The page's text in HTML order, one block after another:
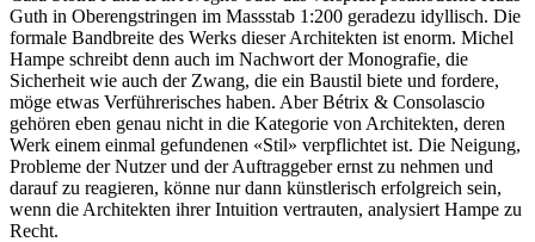
Guth in Oberengstringen im Massstab 1:200 geradezu idyllisch. Die
formale Bandbreite des Werks dieser Architekten ist enorm. Michel
Hampe schreibt denn auch im Nachwort der Monografie, die
Sicherheit wie auch der Zwang, die ein Baustil biete und fordere,
möge etwas Verführerisches haben. Aber Bétrix & Consolascio
gehören eben genau nicht in die Kategorie von Architekten, deren
Werk einem einmal gefundenen «Stil» verpflichtet ist. Die Neigung,
Probleme der Nutzer und der Auftraggeber ernst zu nehmen und
darauf zu reagieren, könne nur dann künstlerisch erfolgreich sein,
wenn die Architekten ihrer Intuition vertrauten, analysiert Hampe zu
Recht.